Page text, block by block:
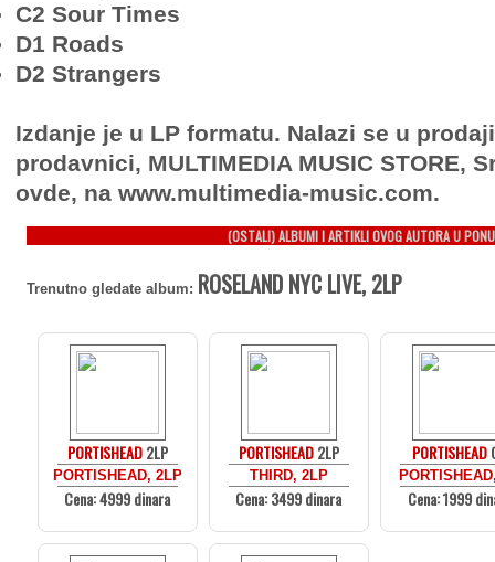
C2 Sour Times
D1 Roads
D2 Strangers
Izdanje je u LP formatu. Nalazi se u
prodavnici, MULTIMEDIA MUSIC STORE,
ovde, na www.multimedia-music.com.
(OSTALI) ALBUMI I ARTIKLI OVOG AUTORA U
Trenutno gledate album: ROSELAND NYC LIVE, 2LP
PORTISHEAD2LP
PORTISHEAD, 2LP
Cena: 4999 dinara
PORTISHEAD2LP
THIRD, 2LP
Cena: 3499 dinara
PORTISHEAD
Cena: 1999